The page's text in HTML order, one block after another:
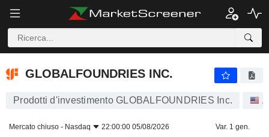
GLOBALFOUNDRIES INC.
GLOBALFOUNDRIES INC.
Prodotti d'investimento GLOBALFOUNDRIES Inc.
Mercato chiuso - Nasdaq 22:00:00 05/08/2026 Var. 1 gen.